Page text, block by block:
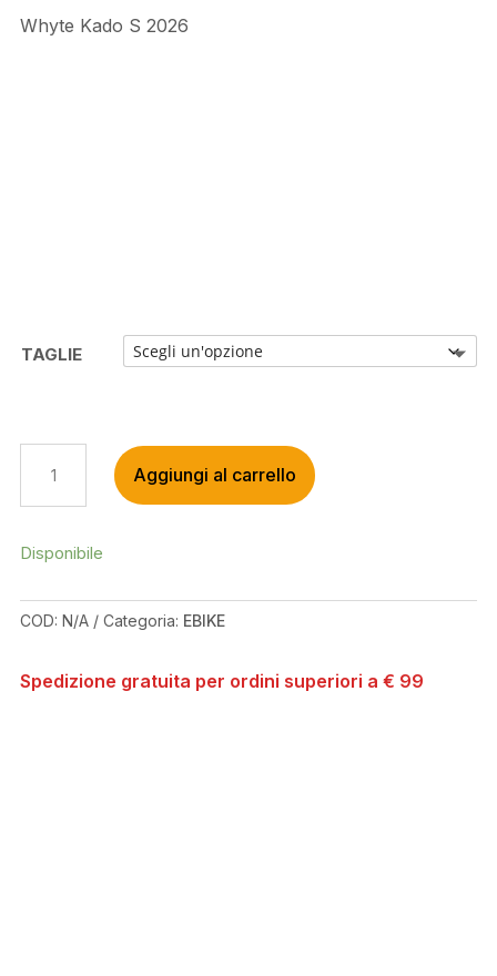
Whyte Kado S 2026
TAGLIE
KADO
S
QUANTITÀ
Aggiungi al carrello
Disponibile
COD: N/A Categoria: EBIKE
Spedizione gratuita per ordini superiori a € 99